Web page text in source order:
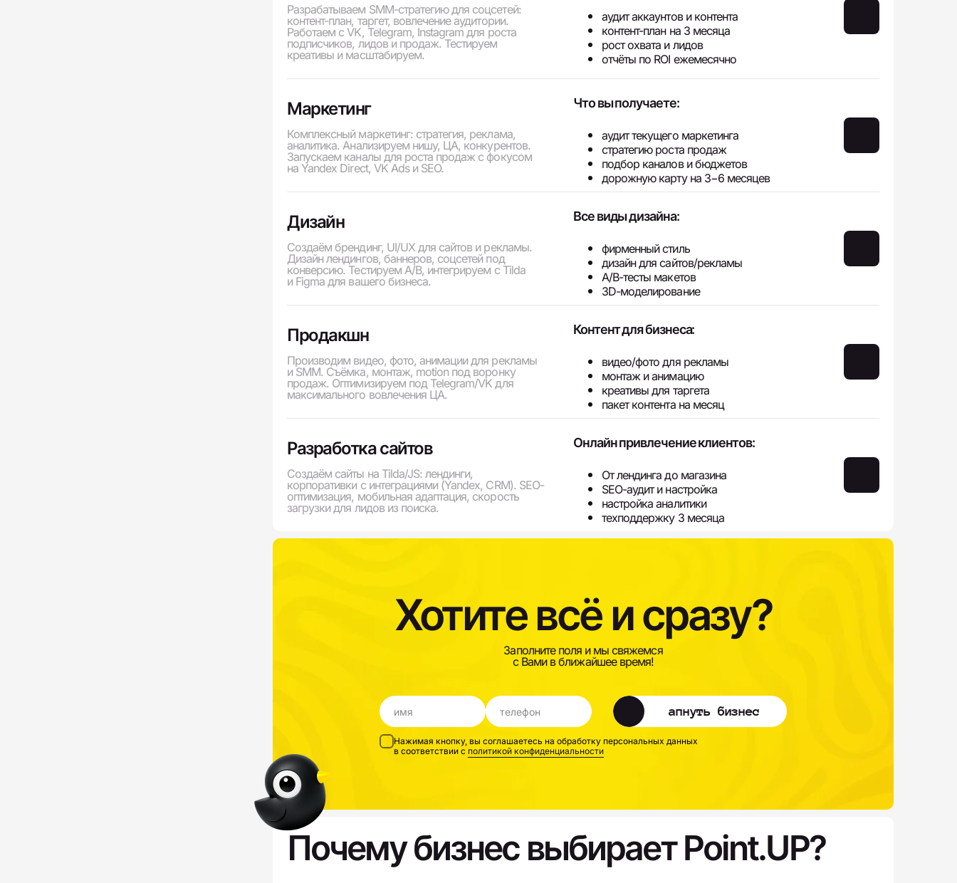
От лендинга до магазина
SEO-аудит и настройка
настройка аналитики
техподдержку 3 месяца
Онлайн привлечение клиентов:
Разработка сайтов
Создаём сайты на Tilda/JS: лендинги,
корпоративки с интеграциями (Yandex, CRM). SEO-
оптимизация, мобильная адаптация, скорость
загрузки для лидов из поиска.
видео/фото для рекламы
монтаж и анимацию
креативы для таргета
пакет контента на месяц
Контент для бизнеса:
Продакшн
Производим видео, фото, анимации для рекламы
и SMM. Съёмка, монтаж, motion под воронку
продаж. Оптимизируем под Telegram/VK для
максимального вовлечения ЦА.
фирменный стиль
дизайн для сайтов/рекламы
A/B-тесты макетов
3D-моделирование
Все виды дизайна:
Дизайн
Создаём брендинг, UI/UX для сайтов и рекламы.
Дизайн лендингов, баннеров, соцсетей под
конверсию. Тестируем A/B, интегрируем с Tilda
и Figma для вашего бизнеса.
аудит текущего маркетинга
стратегию роста продаж
подбор каналов и бюджетов
дорожную карту на 3−6 месяцев
Что вы получаете:
Маркетинг
Комплексный маркетинг: стратегия, реклама,
аналитика. Анализируем нишу, ЦА, конкурентов.
Запускаем каналы для роста продаж с фокусом
на Yandex Direct, VK Ads и SEO.
аудит аккаунтов и контента
контент-план на 3 месяца
рост охвата и лидов
отчёты по ROI ежемесячно
Разрабатываем SMM-стратегию для соцсетей:
контент-план, таргет, вовлечение аудитории.
Работаем с VK, Telegram, Instagram для роста
подписчиков, лидов и продаж. Тестируем
креативы и масштабируем.
Хотите всё и сразу?
Заполните поля и мы свяжемся
с Вами в ближайшее время!
Нажимая кнопку, вы соглашаетесь на обработку персональных данных
в соответствии с политикой конфиденциальности
апнуть бизнес
Почему бизнес выбирает Point.UP?